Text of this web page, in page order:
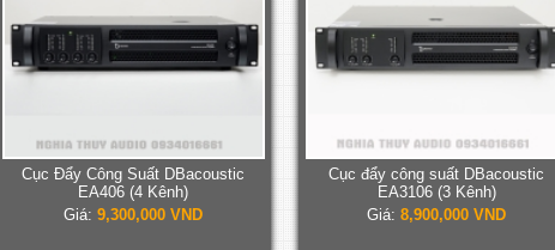
Cục Đẩy Công Suất DBacoustic
EA406 (4 Kênh)
Giá: 9,300,000 VND
Cục đẩy công suất DBacoustic
EA3106 (3 Kênh)
Giá: 8,900,000 VND